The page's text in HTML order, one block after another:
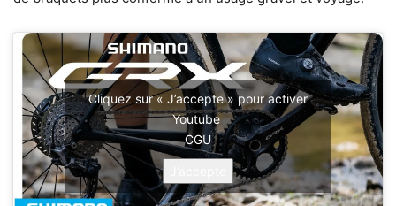
Cliquez sur « J’accepte » pour activer
Youtube
CGU